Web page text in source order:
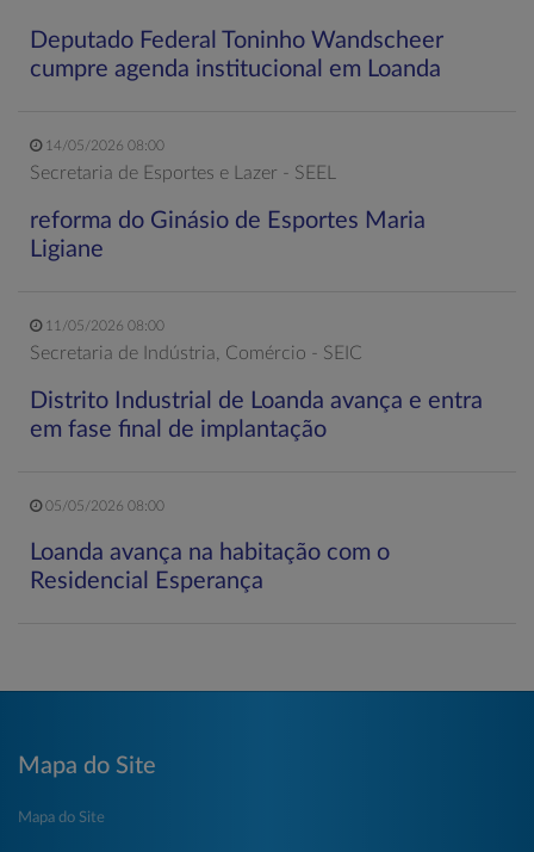
Deputado Federal Toninho Wandscheer
cumpre agenda institucional em Loanda
14/05/2026 08:00
Secretaria de Esportes e Lazer - SEEL
reforma do Ginásio de Esportes Maria
Ligiane
11/05/2026 08:00
Secretaria de Indústria, Comércio - SEIC
Distrito Industrial de Loanda avança e entra
em fase final de implantação
05/05/2026 08:00
Loanda avança na habitação com o
Residencial Esperança
Mapa do Site
Mapa do Site